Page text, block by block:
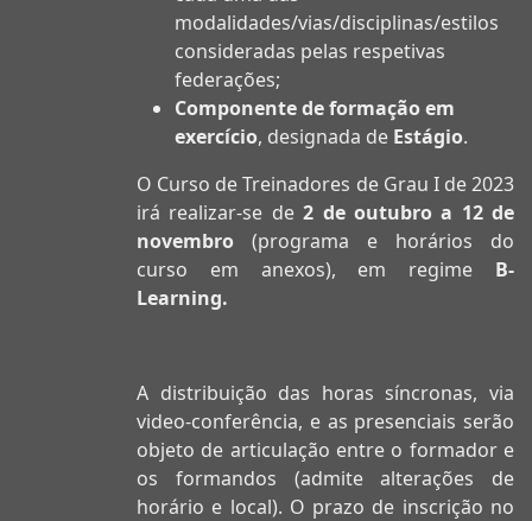
modalidades/vias/disciplinas/estilos
consideradas pelas respetivas
federações;
Componente de formação em
exercício, designada de Estágio.
O Curso de Treinadores de Grau I de 2023
irá realizar-se de2 de outubro a 12 de
novembro (programa e horários do
curso em anexos), em regime B-
Learning.
A distribuição das horas síncronas, via
video-conferência, e as presenciais serão
objeto de articulação entre o formador e
os formandos (admite alterações de
horário e local). O prazo de inscrição no